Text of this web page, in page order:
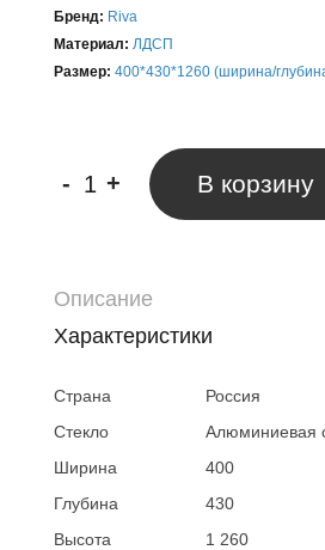
Бренд: Riva
Материал: ЛДСП
Размер: 400*430*1260 (ширина/
- + В корзину
Описание
Характеристики
Страна
Россия
Стекло
Алюминиевая
Ширина
400
Глубина
430
Высота
1 260